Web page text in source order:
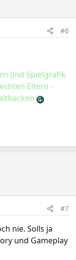
#6
(ind Spielgrafik
Eltern -
#7
nie. Solls ja
und Gameplay